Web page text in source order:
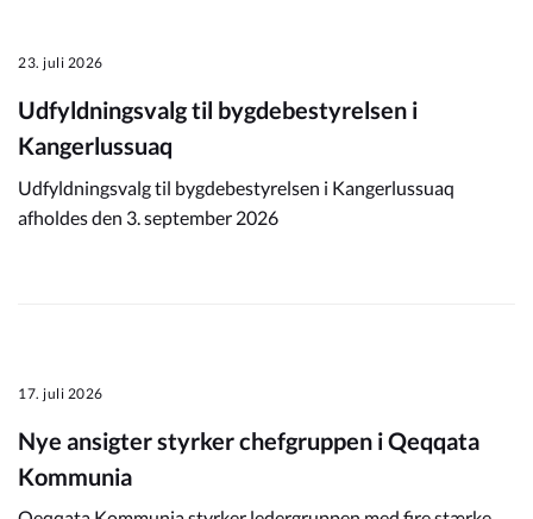
23. juli 2026
Udfyldningsvalg til bygdebestyrelsen i
Kangerlussuaq
Udfyldningsvalg til bygdebestyrelsen i Kangerlussuaq
afholdes den 3. september 2026
17. juli 2026
Nye ansigter styrker chefgruppen i Qeqqata
Kommunia